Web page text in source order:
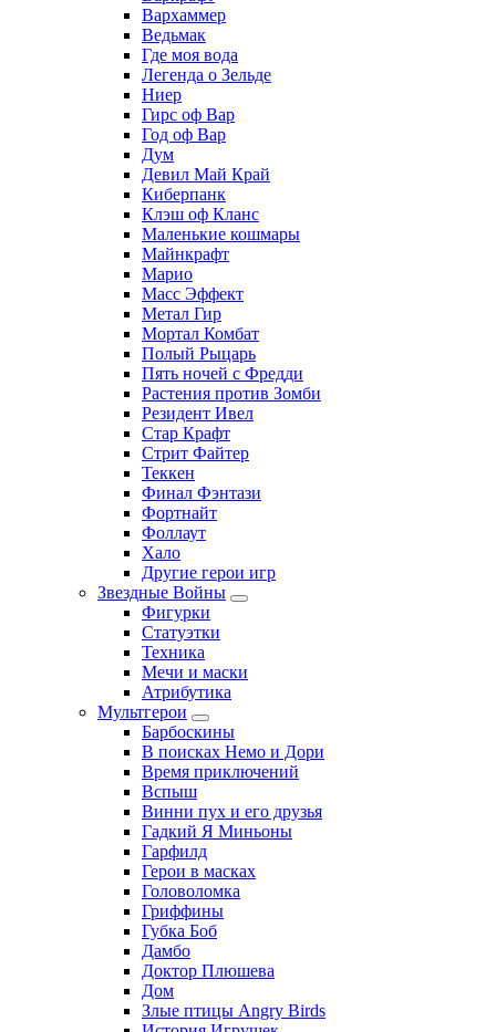
Вархаммер
Ведьмак
Где моя вода
Легенда о Зельде
Ниер
Гирс оф Вар
Год оф Вар
Дум
Девил Май Край
Киберпанк
Клэш оф Кланс
Маленькие кошмары
Майнкрафт
Марио
Масс Эффект
Метал Гир
Мортал Комбат
Полый Рыцарь
Пять ночей с Фредди
Растения против Зомби
Резидент Ивел
Стар Крафт
Стрит Файтер
Теккен
Финал Фэнтази
Фортнайт
Фоллаут
Хало
Другие герои игр
Звездные Войны
Фигурки
Статуэтки
Техника
Мечи и маски
Атрибутика
Мультгерои
Барбоскины
В поисках Немо и Дори
Время приключений
Вспыш
Винни пух и его друзья
Гадкий Я Миньоны
Гарфилд
Герои в масках
Головоломка
Гриффины
Губка Боб
Дамбо
Доктор Плюшева
Дом
Злые птицы Angry Birds